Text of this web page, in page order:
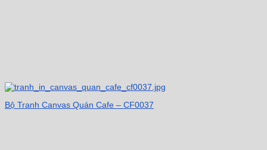
Bộ Tranh Canvas Quán Cafe – CF0037